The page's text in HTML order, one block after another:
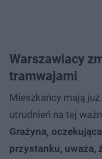
Warszawiacy
tramwajami
Mieszkańcy mają
utrudnień na tej
Grażyna,
przystanku, uważa,